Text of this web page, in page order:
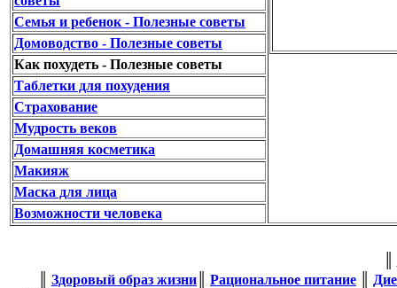
Семья и ребенок - Полезные советы
Домоводство - Полезные советы
Как похудеть - Полезные советы
Таблетки для похудения
Страхование
Мудрость веков
Домашняя косметика
Макияж
Маска для лица
Возможности человека
Здоровый образ жизни Рациональное питание